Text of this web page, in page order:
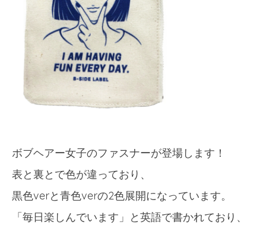
ボブヘアー女子のファスナーが登場します！
表と裏とで色が違っており、
黒色verと青色verの2色展開になっています。
「毎日楽しんでいます」と英語で書かれており、